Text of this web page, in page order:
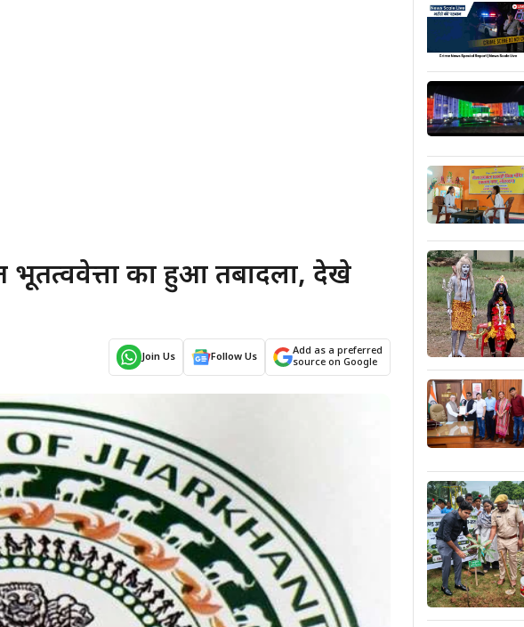
का हुआ तबादला, देखे
Join Us Follow Us
Add as a preferred
source on Google